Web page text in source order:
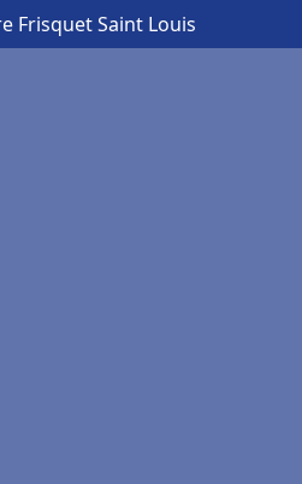
Frisquet Saint Louis